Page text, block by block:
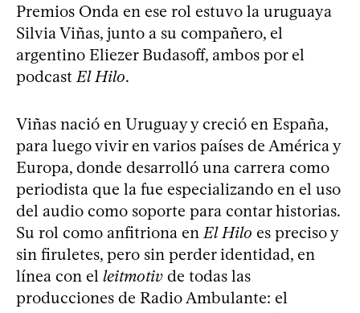
Premios Onda en ese rol estuvo la uruguaya
Silvia Viñas, junto a su compañero, el
argentino Eliezer Budasoff, ambos por el
podcast El Hilo.
Viñas nació en Uruguay y creció en España,
para luego vivir en varios países de América y
Europa, donde desarrolló una carrera como
periodista que la fue especializando en el uso
del audio como soporte para contar historias.
Su rol como anfitriona en El Hilo es preciso y
sin firuletes, pero sin perder identidad, en
línea con el leitmotiv de todas las
producciones de Radio Ambulante: el